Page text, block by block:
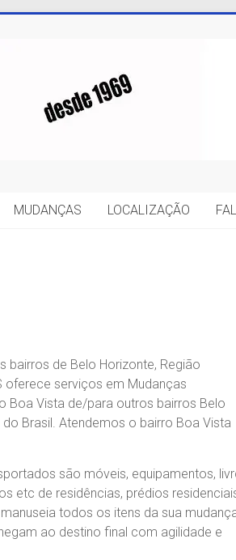
MUDANÇAS LOCALIZAÇÃO
bairros de Belo Horizonte, Região
oferece serviços em Mudanças
Boa Vista de/para outros bairros Belo
Brasil. Atendemos o bairro Boa Vista
são móveis, equipamentos,
etc de residências, prédios
manuseia todos os itens da sua
ao destino final com agilidade e